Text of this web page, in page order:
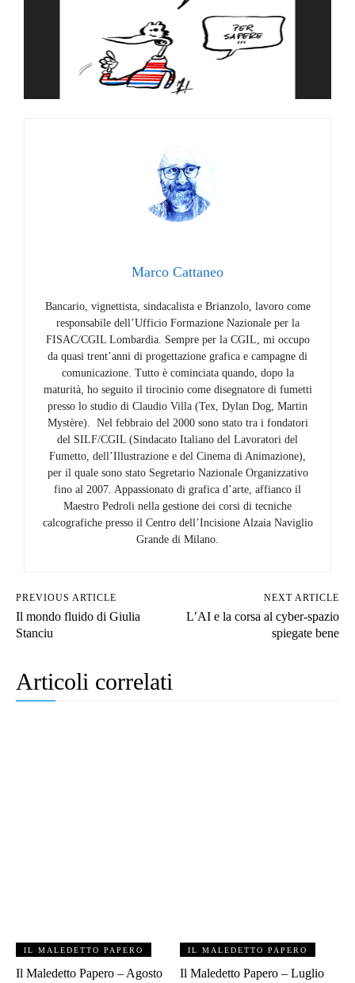
Marco Cattaneo
Bancario, vignettista, sindacalista e Brianzolo, lavoro come
responsabile dell’Ufficio Formazione Nazionale per la
FISAC/CGIL Lombardia. Sempre per la CGIL, mi occupo
da quasi trent’anni di progettazione grafica e campagne di
comunicazione. Tutto è cominciata quando, dopo la
maturità, ho seguito il tirocinio come disegnatore di fumetti
presso lo studio di Claudio Villa (Tex, Dylan Dog, Martin
Mystère). Nel febbraio del 2000 sono stato tra i fondatori
del SILF/CGIL (Sindacato Italiano del Lavoratori del
Fumetto, dell’Illustrazione e del Cinema di Animazione),
per il quale sono stato Segretario Nazionale Organizzativo
fino al 2007. Appassionato di grafica d’arte, affianco il
Maestro Pedroli nella gestione dei corsi di tecniche
calcografiche presso il Centro dell’Incisione Alzaia Naviglio
Grande di Milano.
PREVIOUS ARTICLE
Il mondo fluido di Giulia
Stanciu
NEXT ARTICLE
L’AI e la corsa al cyber-spazio
spiegate bene
Articoli correlati
IL MALEDETTO PAPERO
Il Maledetto Papero – Agosto
IL MALEDETTO PAPERO
Il Maledetto Papero – Luglio